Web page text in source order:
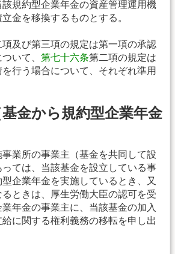
規約型企業年金の資産管理運用機
金を移換するものとする。
項及び第三項の規定は第一項の承認
いて、 第七十六条第二項の規定は
行う場合について、それぞれ準用
金から規約型企業年金
業所の事業主（基金を共同して設
ては、当該基金を設立している事
企業年金を実施しているとき、又
ときは、厚生労働大臣の認可を受
年金の事業主に、当該基金の加入
に関する権利義務の移転を申し出